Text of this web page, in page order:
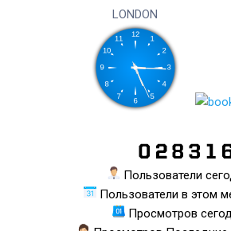
LONDON
Пользователи
Пользователи в этом
Просмотров